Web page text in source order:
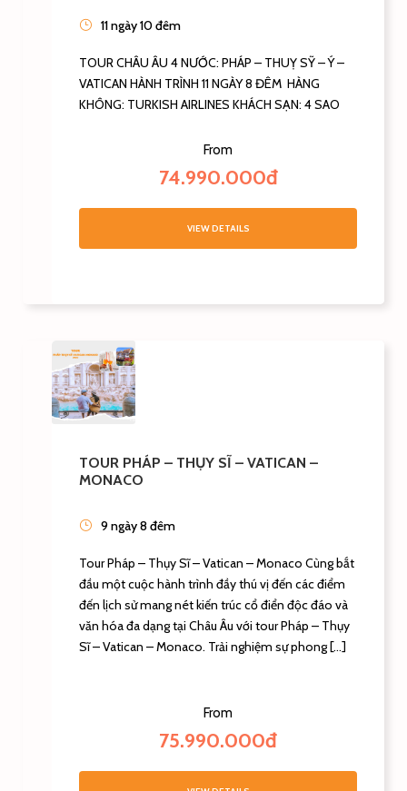
11 ngày 10 đêm
TOUR CHÂU ÂU 4 NƯỚC: PHÁP – THUỴ SỸ – Ý –
VATICAN HÀNH TRÌNH 11 NGÀY 8 ĐÊM HÀNG
KHÔNG: TURKISH AIRLINES KHÁCH SẠN: 4 SAO
From
74.990.000đ
VIEW DETAILS
TOUR PHÁP – THỤY SĨ – VATICAN –
MONACO
9 ngày 8 đêm
Tour Pháp – Thụy Sĩ – Vatican – Monaco Cùng bắt
đầu một cuộc hành trình đầy thú vị đến các điểm
đến lịch sử mang nét kiến trúc cổ điển độc đáo và
văn hóa đa dạng tại Châu Âu với tour Pháp – Thụy
Sĩ – Vatican – Monaco. Trải nghiệm sự phong […]
From
75.990.000đ